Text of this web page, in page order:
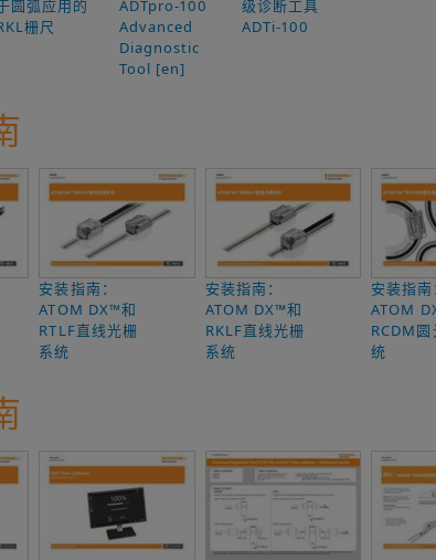
圆弧应用的
栅尺
ADTpro-100
Advanced
Diagnostic
Tool [en]
级诊断工具
ADTi-100
安装指南：
ATOM DX™和
RTLF直线光栅
系统
安装指南：
ATOM DX™和
RKLF直线光栅
系统
安装指南
ATOM
RCDM圆
统